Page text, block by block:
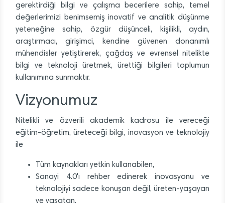
gerektirdiği bilgi ve çalışma becerilere sahip, temel
değerlerimizi benimsemiş inovatif ve analitik düşünme
yeteneğine sahip, özgür düşünceli, kişilikli, aydın,
araştırmacı, girişimci, kendine güvenen donanımlı
mühendisler yetiştirerek, çağdaş ve evrensel nitelikte
bilgi ve teknoloji üretmek, ürettiği bilgileri toplumun
kullanımına sunmaktır.
Vizyonumuz
Nitelikli ve özverili akademik kadrosu ile vereceği
eğitim-öğretim, üreteceği bilgi, inovasyon ve teknolojiy
ile
Tüm kaynakları yetkin kullanabilen,
Sanayi 4.0'ı rehber edinerek inovasyonu ve
teknolojiyi sadece konuşan değil, üreten-yaşayan
ve yaşatan,